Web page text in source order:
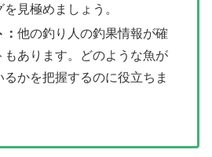
見極めましょう。
：他の釣り人の釣果情報が確
もあります。どのような魚が
るかを把握するのに役立ちま